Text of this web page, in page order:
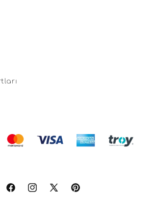
FacebookInstagram
X
Pinterest